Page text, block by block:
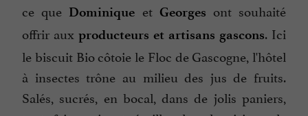
ce que Dominique et Georges ont souhaité
offrir aux producteurs et artisans gascons. Ici
le biscuit Bio côtoie le Floc de Gascogne, l'hôtel
à insectes trône au milieu des jus de fruits.
Salés, sucrés, en bocal, dans de jolis paniers,